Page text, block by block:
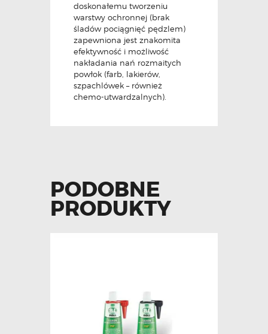
doskonałemu tworzeniu
warstwy ochronnej (brak
śladów pociągnięć pędzlem)
zapewniona jest znakomita
efektywność i możliwość
nakładania nań rozmaitych
powłok (farb, lakierów,
szpachlówek – również
chemo-utwardzalnych).
PODOBNE
PRODUKTY